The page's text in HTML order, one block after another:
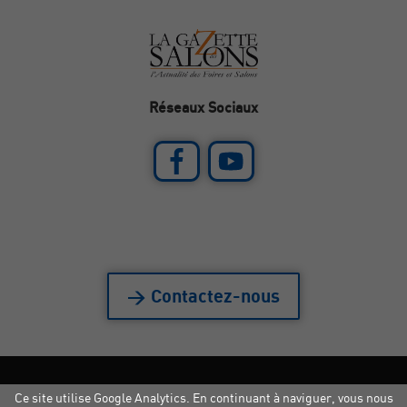
Ce site utilise Google Analytics. En continuant à naviguer, vous nous
Réseaux Sociaux
> Contactez-nous
Mentions légales|Crédits|Copyright